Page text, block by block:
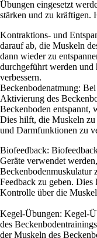
Übungen eingesetzt
stärken und zu kräftigen.
Kontraktions- und
darauf ab, die Muskeln
dann wieder zu
durchgeführt werden
verbessern.
Beckenbodenatmung:
Aktivierung des
Beckenboden entspannt,
Dies hilft, die Muskeln
und Darmfunktionen zu
Biofeedback:
Geräte verwendet
Beckenbodenmuskulatur
Feedback zu geben.
Kontrolle über die
Kegel-Übungen: Kegel-
des
der Muskeln des